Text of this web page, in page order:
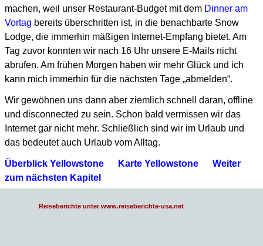
machen, weil unser Restaurant-Budget mit dem Dinner am
Vortag bereits überschritten ist, in die benachbarte Snow
Lodge, die immerhin mäßigen Internet-Empfang bietet. Am
Tag zuvor konnten wir nach 16 Uhr unsere E-Mails nicht
abrufen. Am frühen Morgen haben wir mehr Glück und ich
kann mich immerhin für die nächsten Tage „abmelden“.
Wir gewöhnen uns dann aber ziemlich schnell daran, offline
und disconnected zu sein. Schon bald vermissen wir das
Internet gar nicht mehr. Schließlich sind wir im Urlaub und
das bedeutet auch Urlaub vom Alltag.
Überblick Yellowstone Karte Yellowstone
Weiter
zum nächsten Kapitel
Reiseberichte unter www.reiseberichte-usa.net